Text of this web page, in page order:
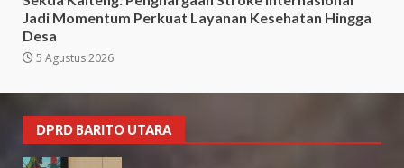
Jadi Momentum Perkuat Layanan Kesehatan Hingga
Desa
5 Agustus 2026
DPRD BARITO UTARA